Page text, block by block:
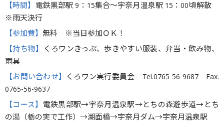
【時間】 電鉄黒部駅 9：15集合～宇奈月温泉駅 15：00頃解散
※雨天決行
【参加費】 無料 ※当日参加ＯＫ！
【持ち物】 くろワンきっぷ、歩きやすい服装、弁当・飲み物、
雨具
【お問い合わせ】 くろワン実行委員会 Tel.0765-56-9687 Fax.
0765-56-9637
【コース】 電鉄黒部駅→宇奈月温泉駅→とちの森遊歩道→とち
の湯（栃の実で工作）→湖面橋→宇奈月ダム→宇奈月温泉駅